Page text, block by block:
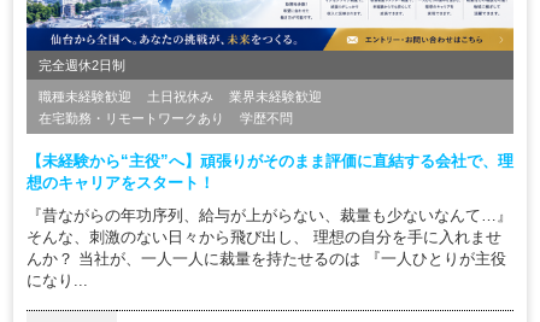
完全週休2日制
職種未経験歓迎 土日祝休み
業界未経験歓迎
在宅勤務・リモートワークあり
学歴不問
【未経験から“主役”へ】頑張りがそのまま評価に直結する会社で、理
想のキャリアをスタート！
『昔ながらの年功序列、給与が上がらない、裁量も少ないなんて…』
そんな、刺激のない日々から飛び出し、 理想の自分を手に入れませ
んか？ 当社が、一人一人に裁量を持たせるのは 『一人ひとりが主役
になり...